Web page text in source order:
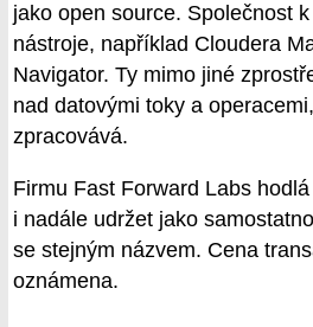
jako open source. Společnost
nástroje, například Cloudera
Navigator. Ty mimo jiné
nad datovými toky a
zpracovává.
Firmu Fast Forward Labs
i nadále udržet jako
se stejným názvem. Cena
oznámena.